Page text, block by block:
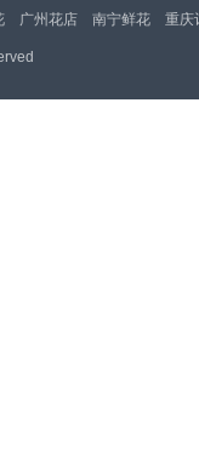
广州花店 南宁鲜花 重庆